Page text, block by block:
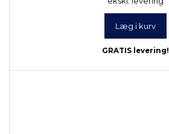
Læg i kurv
GRATIS levering!